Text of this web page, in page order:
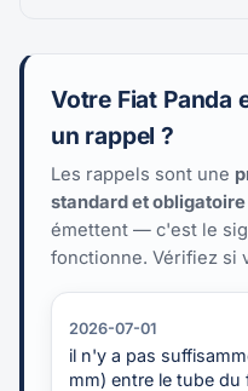
Votre Fiat Panda
un rappel ?
Les rappels sont une
standard et obligatoire
émettent — c'est le
fonctionne. Vérifiez si
2026-07-01
il n'y a pas
mm) entre le tube du